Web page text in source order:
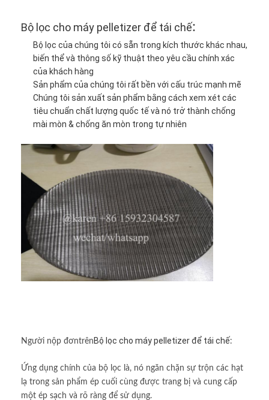
Bộ lọc cho máy pelletizer để tái chế:
Bộ lọc của chúng tôi có sẵn trong kích thước khác nhau,
biến thể và thông số kỹ thuật theo yêu cầu chính xác
của khách hàng
Sản phẩm của chúng tôi rất bền với cấu trúc mạnh mẽ
Chúng tôi sản xuất sản phẩm bằng cách xem xét các
tiêu chuẩn chất lượng quốc tế và nó trở thành chống
mài mòn & chống ăn mòn trong tự nhiên
Người nộp đơntrênBộ lọc cho máy pelletizer để tái chế:
Ứng dụng chính của bộ lọc là, nó ngăn chặn sự trộn các hạt
lạ trong sản phẩm ép cuối cùng được trang bị và cung cấp
một ép sạch và rõ ràng để sử dụng.